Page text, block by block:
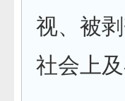
视、被
社会上